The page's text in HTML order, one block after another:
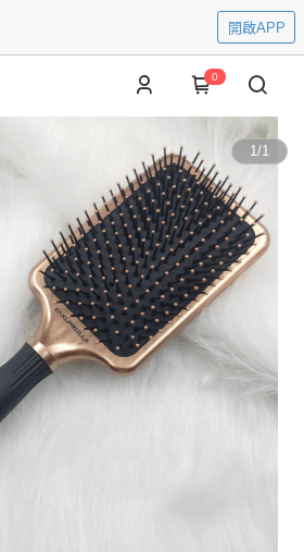
開啟APP
0
1/1